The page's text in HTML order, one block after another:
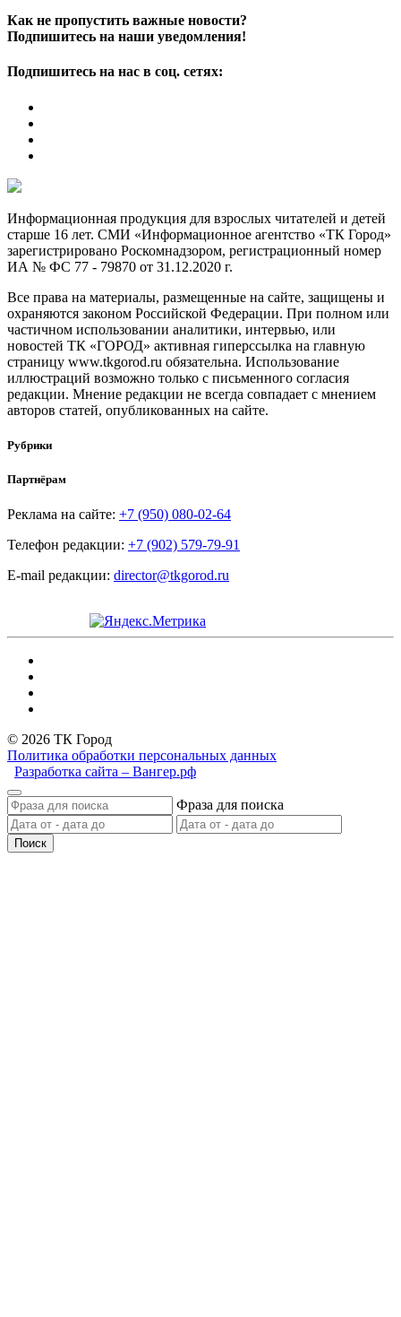
Как не пропустить важные новости?
Подпишитесь на наши уведомления!
Подпишитесь на нас в соц. сетях:
Информационная продукция для взрослых читателей и детей
старше 16 лет. СМИ «Информационное агентство «ТК Город»
зарегистрировано Роскомнадзором, регистрационный номер
ИА № ФС 77 - 79870 от 31.12.2020 г.
Все права на материалы, размещенные на сайте, защищены и
охраняются законом Российской Федерации. При полном или
частичном использовании аналитики, интервью, или
новостей ТК «ГОРОД» активная гиперссылка на главную
страницу www.tkgorod.ru обязательна. Использование
иллюстраций возможно только с письменного согласия
редакции. Мнение редакции не всегда совпадает с мнением
авторов статей, опубликованных на сайте.
Рубрики
Партнёрам
Реклама на сайте: +7 (950) 080-02-64
Телефон редакции: +7 (902) 579-79-91
E-mail редакции: director@tkgorod.ru
© 2026 ТК Город
Политика обработки персональных данных
Разработка сайта – Вангер.рф
Фраза для поиска
Поиск